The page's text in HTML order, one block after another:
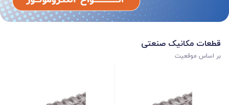
قطعات مکانیک صنعتی
بر اساس موقعیت